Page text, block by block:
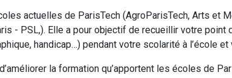
actuelles de ParisTech (AgroParisTech, Arts et
- PSL,). Elle a pour objectif de recueillir votre
handicap…) pendant votre scolarité à l’école
la formation qu’apportent les écoles de